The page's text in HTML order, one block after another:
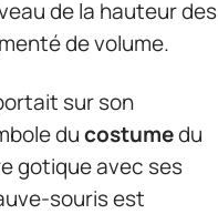
de la hauteur des
de volume.
sur son
ducostumedu
gotique avec ses
souris est